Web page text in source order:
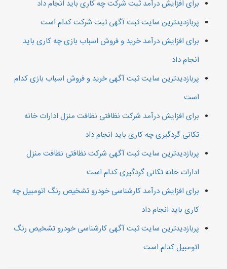
برای افزایش درآمد ثبت شرکت چه کاری باید انجام داد
پربازدیدترین سایت ثبت آگهی ثبت شرکت کدام است
برای افزایش درآمد خرید و فروش اسباب بازی چه کاری باید
انجام داد
پربازدیدترین سایت ثبت آگهی خرید و فروش اسباب بازی کدام
است
برای افزایش درآمد شرکت نظافتی نظافت منزل ادارات خانه
تکانی گردگیری چه کاری باید انجام داد
پربازدیدترین سایت ثبت آگهی شرکت نظافتی نظافت منزل
ادارات خانه تکانی گردگیری کدام است
برای افزایش درآمد کارشناسی خودرو تشخیص رنگ اتومبیل چه
کاری باید انجام داد
پربازدیدترین سایت ثبت آگهی کارشناسی خودرو تشخیص رنگ
اتومبیل کدام است